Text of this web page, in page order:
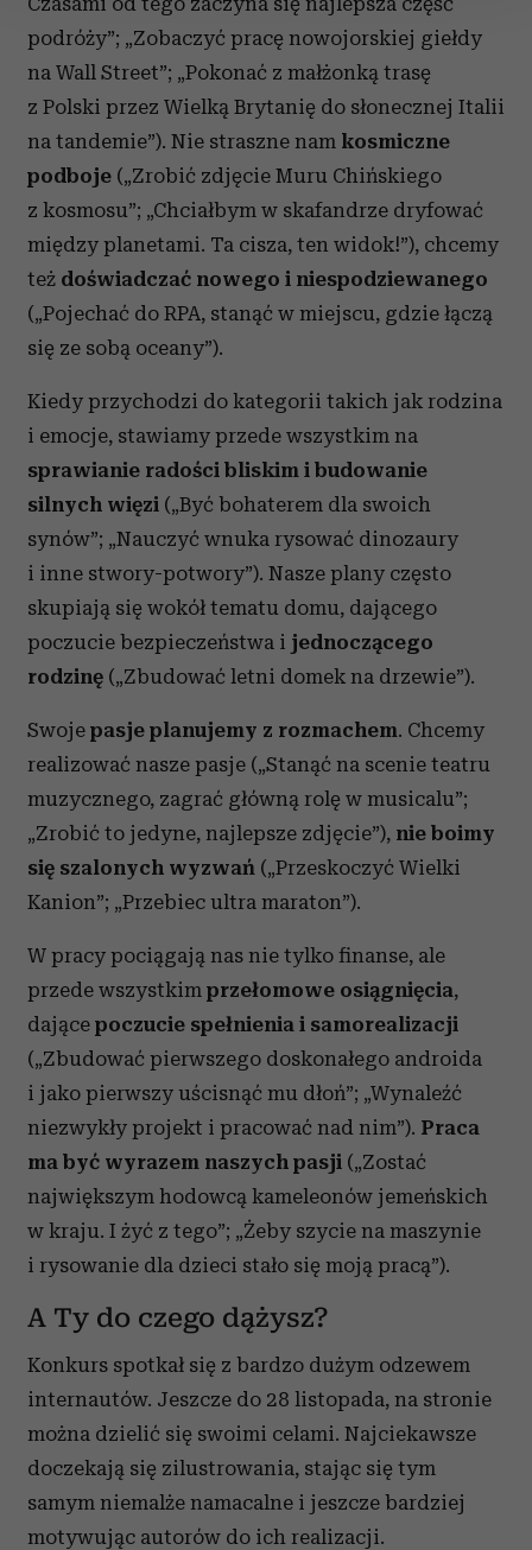
Wykorzystujemy pliki cookie do spersonalizowania treści
i reklam, aby oferować funkcje społecznościowe i
analizować ruch w naszej witrynie. Informacje o tym, jak
korzystasz z naszej witryny, udostępniamy partnerom
społecznościowym, reklamowym i analitycznym.
Partnerzy mogą połączyć te informacje z innymi danymi
otrzymanymi od Ciebie lub uzyskanymi podczas
korzystania z ich usług.
podróży”; „Zobaczyć pracę nowojorskiej giełdy
na Wall Street”; „Pokonać z małżonką trasę
z Polski przez Wielką Brytanię do słonecznej Italii
na tandemie”). Nie straszne nam kosmiczne
podboje („Zrobić zdjęcie Muru Chińskiego
z kosmosu”; „Chciałbym w skafandrze dryfować
między planetami. Ta cisza, ten widok!”), chcemy
też doświadczać nowego i niespodziewanego
(„Pojechać do RPA, stanąć w miejscu, gdzie łączą
się ze sobą oceany”).
Kiedy przychodzi do kategorii takich jak rodzina
i emocje, stawiamy przede wszystkim na
sprawianie radości bliskim i budowanie
silnych więzi („Być bohaterem dla swoich
synów”; „Nauczyć wnuka rysować dinozaury
i inne stwory-potwory”). Nasze plany często
skupiają się wokół tematu domu, dającego
poczucie bezpieczeństwa i jednoczącego
rodzinę („Zbudować letni domek na drzewie”).
Swoje pasje planujemy z rozmachem. Chcemy
realizować nasze pasje („Stanąć na scenie teatru
muzycznego, zagrać główną rolę w musicalu”;
„Zrobić to jedyne, najlepsze zdjęcie”), nie boimy
się szalonych wyzwań („Przeskoczyć Wielki
Kanion”; „Przebiec ultra maraton”).
W pracy pociągają nas nie tylko finanse, ale
przede wszystkim przełomowe osiągnięcia,
dające poczucie spełnienia i samorealizacji
(„Zbudować pierwszego doskonałego androida
i jako pierwszy uścisnąć mu dłoń”; „Wynaleźć
niezwykły projekt i pracować nad nim”). Praca
ma być wyrazem naszych pasji („Zostać
największym hodowcą kameleonów jemeńskich
w kraju. I żyć z tego”; „Żeby szycie na maszynie
i rysowanie dla dzieci stało się moją pracą”).
A Ty do czego dążysz?
Konkurs spotkał się z bardzo dużym odzewem
internautów. Jeszcze do 28 listopada, na stronie
można dzielić się swoimi celami. Najciekawsze
doczekają się zilustrowania, stając się tym
samym niemalże namacalne i jeszcze bardziej
motywując autorów do ich realizacji.